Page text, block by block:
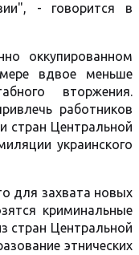
- говорится в
оккупированном
вдвое меньше
вторжения.
работников
стран Центральной
украинского
для захвата новых
криминальные
стран Центральной
этнических